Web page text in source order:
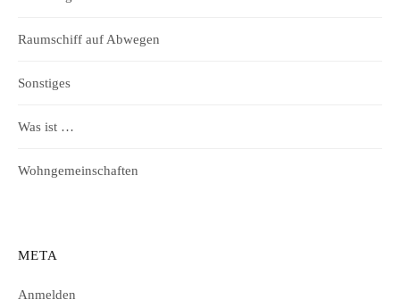
Raumschiff auf Abwegen
Sonstiges
Was ist …
Wohngemeinschaften
META
Anmelden